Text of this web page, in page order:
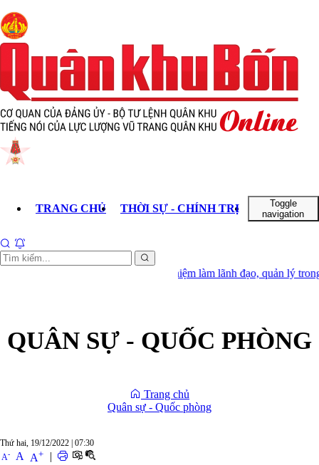
TRANG CHỦ THỜI SỰ - CHÍNH TRỊ KHOA
Toggle
navigation
được bổ nhiệm làm lãnh đạo, quản lý trong 6 trường hợp
QUÂN SỰ - QUỐC PHÒNG
Trang chủ
Quân sự - Quốc phòng
Thứ hai, 19/12/2022 07:30
A- A A+ |